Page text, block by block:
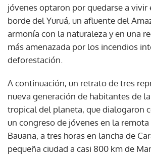
jóvenes optaron por quedarse a vivir
borde del Yuruá, un afluente del
armonía con la naturaleza y en una
más amenazada por los incendios
deforestación.
A continuación, un retrato de tres
nueva generación de habitantes de
tropical del planeta, que dialogaron
un congreso de jóvenes en la
Bauana, a tres horas en lancha de
pequeña ciudad a casi 800 km de